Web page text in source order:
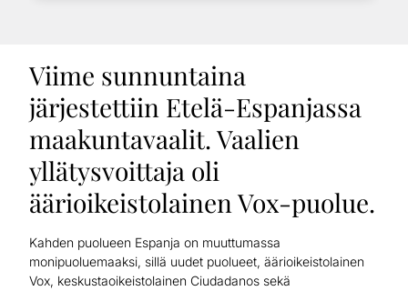
Viime sunnuntaina
järjestettiin Etelä-Espanjassa
maakuntavaalit. Vaalien
yllätysvoittaja oli
äärioikeistolainen Vox-puolue.
Kahden puolueen Espanja on muuttumassa
monipuoluemaaksi, sillä uudet puolueet, äärioikeistolainen
Vox, keskustaoikeistolainen Ciudadanos sekä